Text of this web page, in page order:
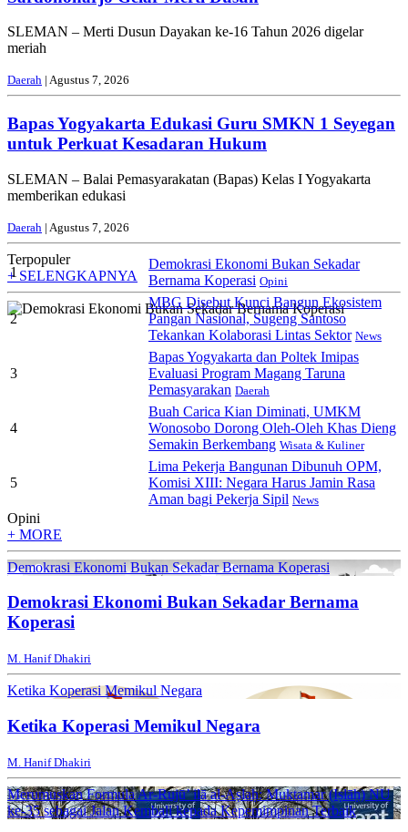
SLEMAN – Merti Dusun Dayakan ke-16 Tahun 2026 digelar
meriah
Daerah | Agustus 7, 2026
Bapas Yogyakarta Edukasi Guru SMKN 1 Seyegan
untuk Perkuat Kesadaran Hukum
SLEMAN – Balai Pemasyarakatan (Bapas) Kelas I Yogyakarta
memberikan edukasi
Daerah | Agustus 7, 2026
Terpopuler
+ SELENGKAPNYA
1
Demokrasi Ekonomi Bukan Sekadar
Bernama Koperasi Opini
2
MBG Disebut Kunci Bangun Ekosistem
Pangan Nasional, Sugeng Santoso
Tekankan Kolaborasi Lintas Sektor News
3
Bapas Yogyakarta dan Poltek Imipas
Evaluasi Program Magang Taruna
Pemasyarakan Daerah
4
Buah Carica Kian Diminati, UMKM
Wonosobo Dorong Oleh-Oleh Khas Dieng
Semakin Berkembang Wisata & Kuliner
5
Lima Pekerja Bangunan Dibunuh OPM,
Komisi XIII: Negara Harus Jamin Rasa
Aman bagi Pekerja Sipil News
Opini
+ MORE
Demokrasi Ekonomi Bukan Sekadar Bernama Koperasi
Demokrasi Ekonomi Bukan Sekadar Bernama
Koperasi
M. Hanif Dhakiri
Ketika Koperasi Memikul Negara
Ketika Koperasi Memikul Negara
M. Hanif Dhakiri
Merumuskan Formula Ar-Rujū’ ilā al-Aṣlaḥ: Muktamar (Iṣlāḥ) NU
ke-35 sebagai Jalan Kembali kepada Kepemimpinan Terbaik